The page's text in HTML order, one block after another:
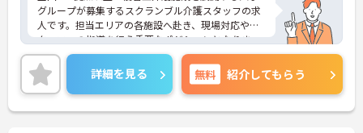
グループが募集するスクランブル介護スタッフの求
人です。担当エリアの各施設へ赴き、現場対応やス
タッフへの指導を行う重要なポジションとなりま
す。賞与とは別に特別報酬の支給実績や各種手当が
充実しており、これまでのご経験を活かしてしっか
りとした収入を得られる環境です。また、有給休暇
とは別に年間17日間のリフレッシュ休暇が付与され
プライベートの時間を大切にしながら心身ともに余
詳細を見る 無料 紹介してもらう